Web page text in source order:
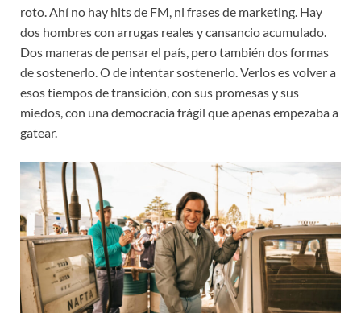
roto. Ahí no hay hits de FM, ni frases de marketing. Hay
dos hombres con arrugas reales y cansancio acumulado.
Dos maneras de pensar el país, pero también dos formas
de sostenerlo. O de intentar sostenerlo. Verlos es volver a
esos tiempos de transición, con sus promesas y sus
miedos, con una democracia frágil que apenas empezaba a
gatear.